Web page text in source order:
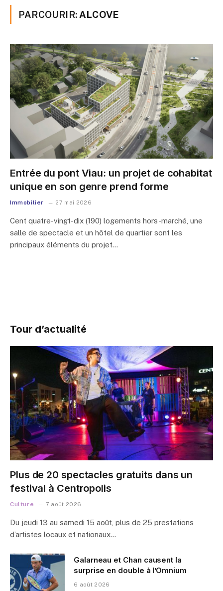
PARCOURIR: ALCOVE
Entrée du pont Viau: un projet de cohabitat
unique en son genre prend forme
Immobilier 27 mai 2026
Cent quatre-vingt-dix (190) logements hors-marché, une
salle de spectacle et un hôtel de quartier sont les
principaux éléments du projet…
Tour d’actualité
Plus de 20 spectacles gratuits dans un
festival à Centropolis
Culture 7 août 2026
Du jeudi 13 au samedi 15 août, plus de 25 prestations
d’artistes locaux et nationaux…
Galarneau et Chan causent la
surprise en double à l’Omnium
6 août 2026